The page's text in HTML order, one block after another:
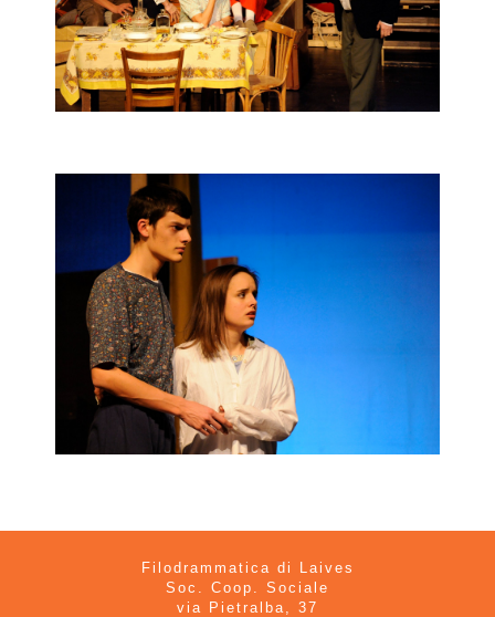
Filodrammatica di Laives
Soc. Coop. Sociale
via Pietralba, 37